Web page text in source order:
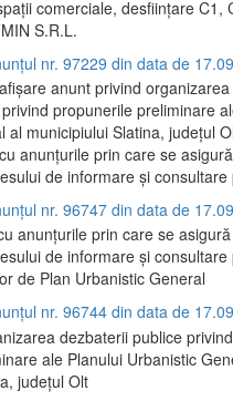
comerciale, desființare C1,
S.R.L.
nr. 97229 din data de
anunt privind organizarea
propunerile preliminare
al municipiului Slatina, județul
anunțurile prin care se asigură
de informare și consultare
nr. 96747 din data de
anunțurile prin care se asigură
de informare și consultare
de Plan Urbanistic General
nr. 96744 din data de
dezbaterii publice privind
ale Planului Urbanistic
județul Olt